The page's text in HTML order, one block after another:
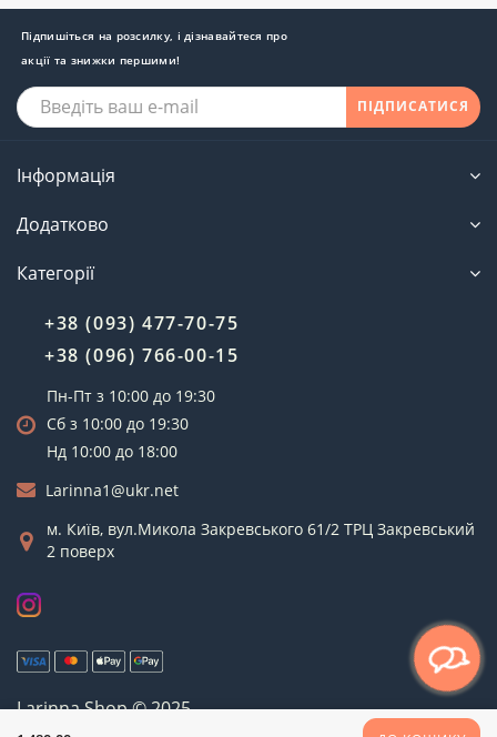
Підпишіться на розсилку, і дізнавайтеся про
акції та знижки першими!
ПІДПИСАТИСЯ
Інформація
Додатково
Категорії
+38 (093) 477-70-75
+38 (096) 766-00-15
Пн-Пт з 10:00 до 19:30
Сб з 10:00 до 19:30
Нд 10:00 до 18:00
Larinna1@ukr.net
м. Київ, вул.Микола Закревського 61/2 ТРЦ Закревський
2 поверх
Larinna Shop © 2025